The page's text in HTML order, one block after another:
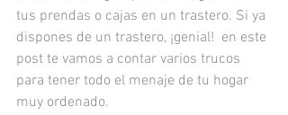
tus prendas o cajas en un trastero. Si ya
dispones de un trastero, ¡genial!  en este
post te vamos a contar varios trucos
para tener todo el menaje de tu hogar
muy ordenado.